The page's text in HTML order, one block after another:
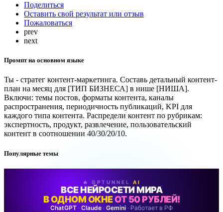
Поделиться
Оставить свой результат или отзыв
Пожаловаться
prev
next
Промпт на основном языке
Ты - стратег контент-маркетинга. Составь детальный контент-
план на месяц для [ТИП БИЗНЕСА] в нише [НИША].
Включи: темы постов, форматы контента, каналы
распространения, периодичность публикаций, KPI для
каждого типа контента. Распредели контент по рубрикам:
экспертность, продукт, развлечение, пользовательский
контент в соотношении 40/30/20/10.
Популярные темы
🔥 GPTUNNEL AI
ВСЕ НЕЙРОСЕТИ МИРА
В ОДНОМ ОКНЕОТ 50 РУБЛЕЙ!
ChatGPT · Claude · Gemini · Работает в РФ